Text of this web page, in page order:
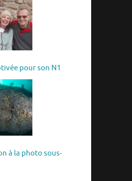
pour son N1
à la photo sous-